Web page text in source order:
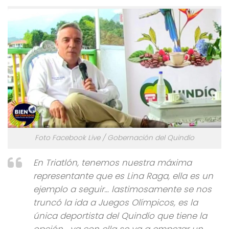
Foto Facebook Live / Gobernación del Quindío
En Triatlón, tenemos nuestra máxima
representante que es Lina Raga, ella es un
ejemplo a seguir… lastimosamente se nos
truncó la ida a Juegos Olímpicos, es la
única deportista del Quindío que tiene la